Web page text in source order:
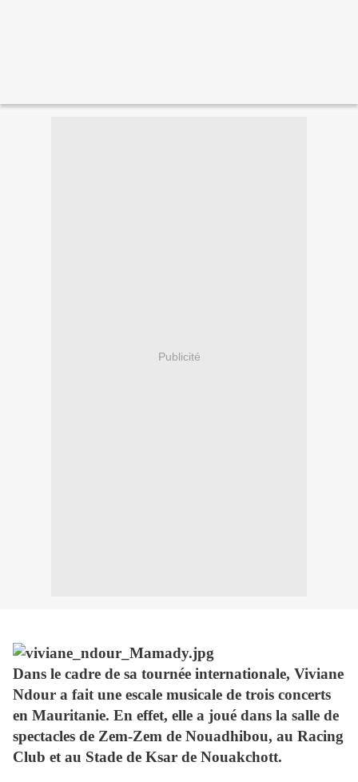
Publicité
Dans le cadre de sa tournée internationale, Viviane
Ndour a fait une escale musicale de trois concerts
en Mauritanie. En effet, elle a joué dans la salle de
spectacles de Zem-Zem de Nouadhibou, au Racing
Club et au Stade de Ksar de Nouakchott.